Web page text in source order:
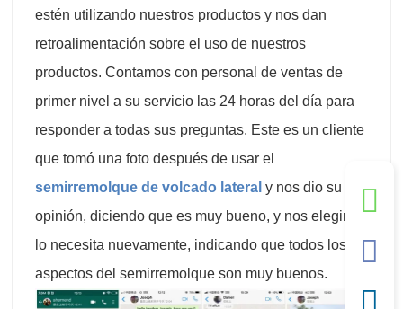
estén utilizando nuestros productos y nos dan
retroalimentación sobre el uso de nuestros
productos. Contamos con personal de ventas de
primer nivel a su servicio las 24 horas del día para
responder a todas sus preguntas. Este es un cliente
que tomó una foto después de usar el
semirremolque de volcado lateral y nos dio su
opinión, diciendo que es muy bueno, y nos elegirá si
lo necesita nuevamente, indicando que todos los
aspectos del semirremolque son muy buenos.